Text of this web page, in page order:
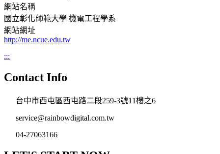
網站名稱
國立彰化師範大學 機電工程學系
網站網址
http://me.ncue.edu.tw
:::
Contact Info
台中市西屯區西屯路二段259-3號11樓之6
service@rainbowdigital.com.tw
04-27063166